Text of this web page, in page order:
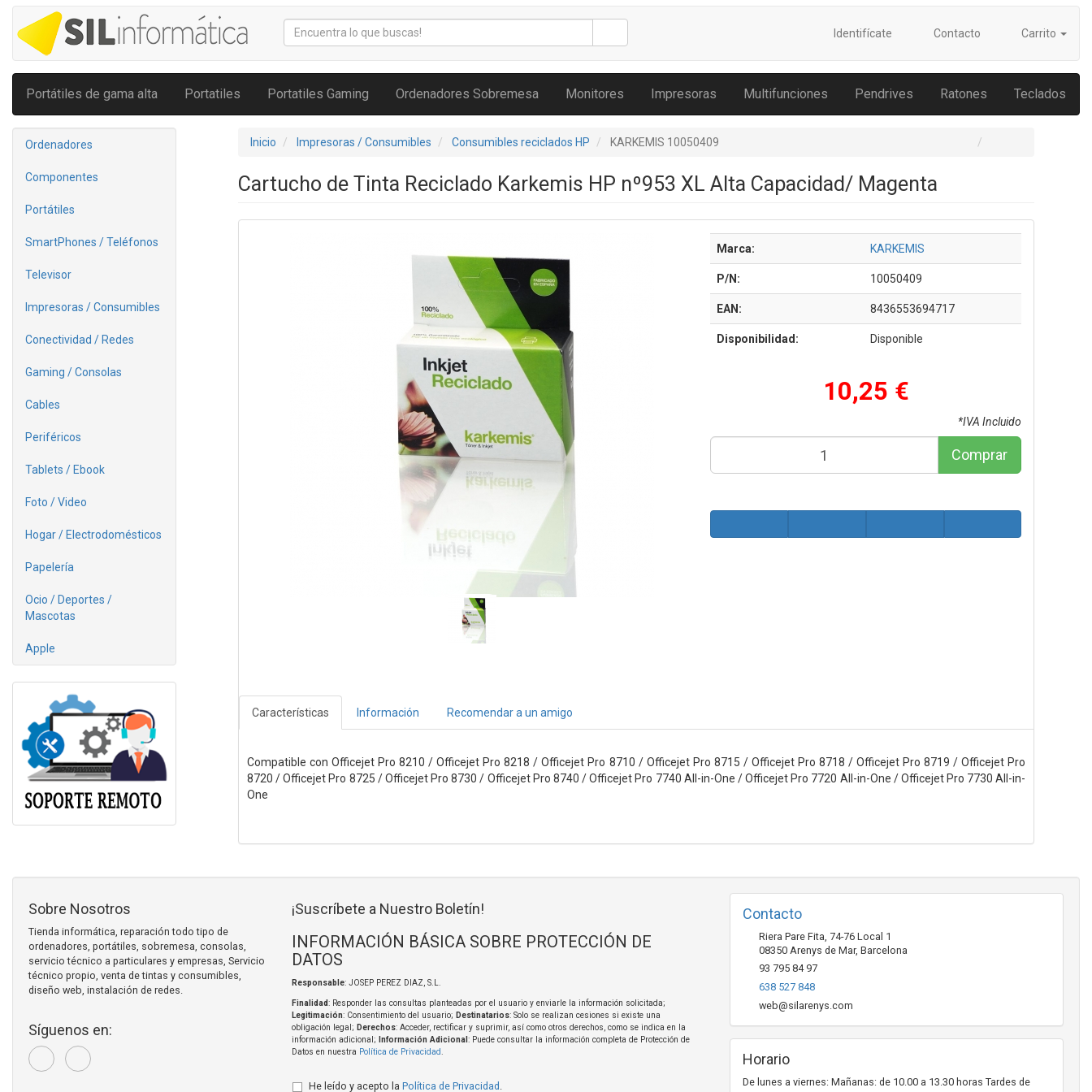
Identifícate Contacto Carrito
Portátiles de gama alta Portatiles Portatiles Gaming Ordenadores Sobremesa Monitores Impresoras Multifunciones Pendrives Ratones Teclados
Ordenadores
Componentes
Portátiles
SmartPhones / Teléfonos
Televisor
Impresoras / Consumibles
Conectividad / Redes
Gaming / Consolas
Cables
Periféricos
Tablets / Ebook
Foto / Video
Hogar / Electrodomésticos
Papelería
Ocio / Deportes /
Mascotas
Apple
Inicio Impresoras / Consumibles Consumibles reciclados HP KARKEMIS 10050409
Cartucho de Tinta Reciclado Karkemis HP nº953 XL Alta Capacidad/ Magenta
Marca: KARKEMIS
P/N: 10050409
EAN: 8436553694717
Disponibilidad: Disponible
10,25 €
*IVA Incluido
Comprar
Características Información Recomendar a un amigo
Compatible con Officejet Pro 8210 / Officejet Pro 8218 / Officejet Pro 8710 / Officejet Pro 8715 / Officejet Pro 8718 / Officejet Pro 8719 / Officejet Pro
8720 / Officejet Pro 8725 / Officejet Pro 8730 / Officejet Pro 8740 / Officejet Pro 7740 All-in-One / Officejet Pro 7720 All-in-One / Officejet Pro 7730 All-in-
One
Sobre Nosotros
Tienda informática, reparación todo tipo de
ordenadores, portátiles, sobremesa, consolas,
servicio técnico a particulares y empresas, Servicio
técnico propio, venta de tintas y consumibles,
diseño web, instalación de redes.
Síguenos en:
¡Suscríbete a Nuestro Boletín!
INFORMACIÓN BÁSICA SOBRE PROTECCIÓN DE
DATOS
Responsable: JOSEP PEREZ DIAZ, S.L.
Finalidad: Responder las consultas planteadas por el usuario y enviarle la información solicitada;
Legitimación: Consentimiento del usuario; Destinatarios: Solo se realizan cesiones si existe una
obligación legal; Derechos: Acceder, rectificar y suprimir, así como otros derechos, como se indica en la
información adicional;
Información Adicional : Puede consultar la información completa de Protección de
Datos en nuestra Política de Privacidad.
He leído y acepto la Política de Privacidad .
Contacto
Riera Pare Fita, 74-76 Local 1
08350 Arenys de Mar, Barcelona
93 795 84 97
638 527 848
web@silarenys.com
Horario
De lunes a viernes: Mañanas: de 10.00 a 13.30 horas Tardes de